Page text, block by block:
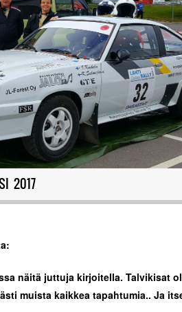
2017
näitä juttuja kirjoitella. Talvikisat
muista kaikkea tapahtumia.. Ja